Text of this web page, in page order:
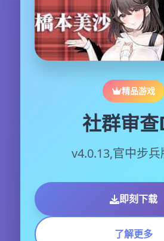
精品游戏
社群审查
v4.0.13,官中步兵
即刻下载
了解更多